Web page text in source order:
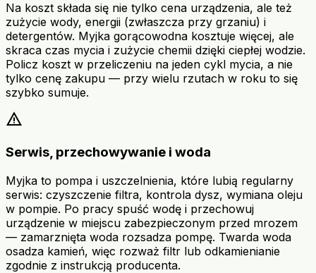
Na koszt składa się nie tylko cena urządzenia, ale też
zużycie wody, energii (zwłaszcza przy grzaniu) i
detergentów. Myjka gorącowodna kosztuje więcej, ale
skraca czas mycia i zużycie chemii dzięki ciepłej wodzie.
Policz koszt w przeliczeniu na jeden cykl mycia, a nie
tylko cenę zakupu — przy wielu rzutach w roku to się
szybko sumuje.
warning
Serwis, przechowywanie i woda
Myjka to pompa i uszczelnienia, które lubią regularny
serwis: czyszczenie filtra, kontrola dysz, wymiana oleju
w pompie. Po pracy spuść wodę i przechowuj
urządzenie w miejscu zabezpieczonym przed mrozem
— zamarznięta woda rozsadza pompę. Twarda woda
osadza kamień, więc rozważ filtr lub odkamienianie
zgodnie z instrukcją producenta.